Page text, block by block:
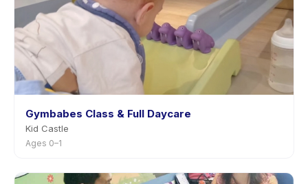
Gymbabes Class & Full Daycare
Kid Castle
Ages 0–1